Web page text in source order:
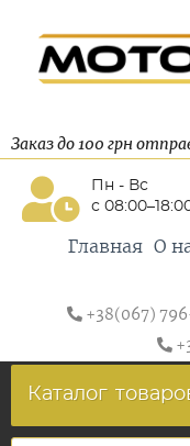
Заказ до 100 грн
Пн - Вс
с
Главная О
+38(067)
Каталог